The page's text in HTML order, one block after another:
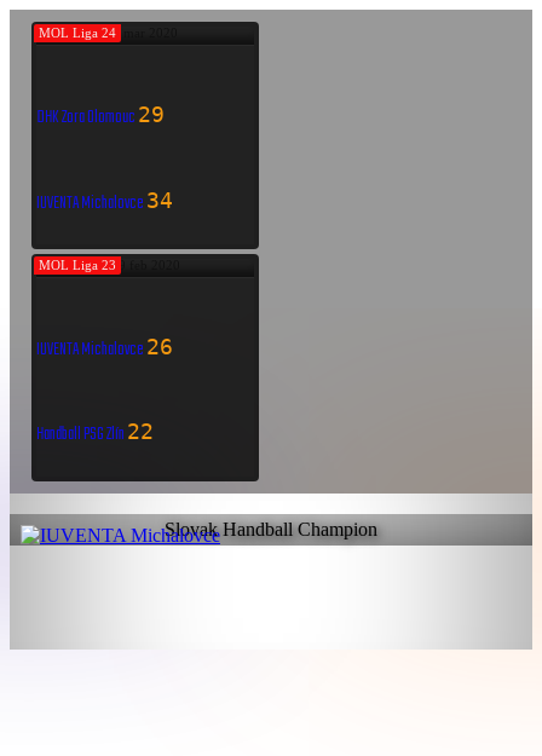
MOL Liga 24
DHK Zora Olomouc29
IUVENTA Michalovce34
7 mar 2020
MOL Liga 23
IUVENTA Michalovce26
Handball PSG Zlín22
29 feb 2020
Slovak Handball Champion